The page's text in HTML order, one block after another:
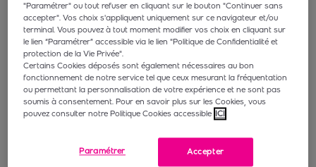
"Paramétrer" ou tout refuser en cliquant sur le bouton "Continuer sans
accepter". Vos choix s'appliquent uniquement sur ce navigateur et/ou
terminal. Vous pouvez à tout moment modifier vos choix en cliquant sur
le lien “Paramétrer” accessible via le lien "Politique de Confidentialité et
protection de la Vie Privée".
Certains Cookies déposés sont également nécessaires au bon
fonctionnement de notre service tel que ceux mesurant la fréquentation
ou permettant la personnalisation de votre expérience et ne sont pas
soumis à consentement. Pour en savoir plus sur les Cookies, vous
pouvez consulter notre Politique Cookies accessible ICI
Accepter
Paramétrer